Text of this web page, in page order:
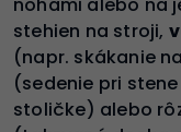
stehien na stroji,
(napr. skákanie
(sedenie pri
stoličke) alebo